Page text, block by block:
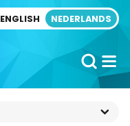
ENGLISH NEDERLANDS